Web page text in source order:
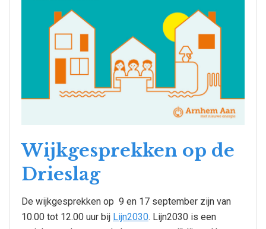
Wijkgesprekken op de
Drieslag
De wijkgesprekken op 9 en 17 september zijn van
10.00 tot 12.00 uur bij Lijn2030. Lijn2030 is een